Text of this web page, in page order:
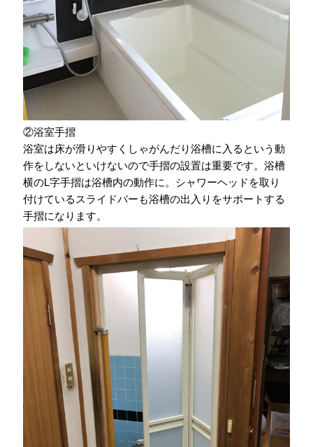
②浴室手摺
浴室は床が滑りやすくしゃがんだり浴槽に入るという動
作をしないといけないので手摺の設置は重要です。浴槽
横のL字手摺は浴槽内の動作に。シャワーヘッドを取り
付けているスライドバーも浴槽の出入りをサポートする
手摺になります。